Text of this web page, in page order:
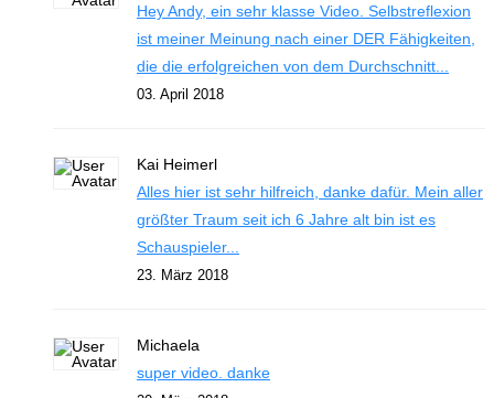
Hey Andy, ein sehr klasse Video. Selbstreflexion
ist meiner Meinung nach einer DER Fähigkeiten,
die die erfolgreichen von dem Durchschnitt...
03. April 2018
Kai Heimerl
Alles hier ist sehr hilfreich, danke dafür. Mein aller
größter Traum seit ich 6 Jahre alt bin ist es
Schauspieler...
23. März 2018
Michaela
super video. danke